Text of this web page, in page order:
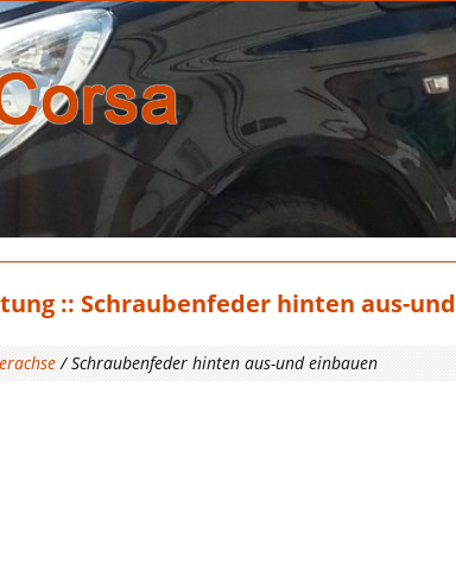
:: Schraubenfeder hinten aus-und
/ Schraubenfeder hinten aus-und einbauen